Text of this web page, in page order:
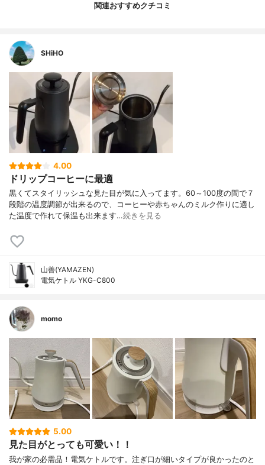
関連おすすめクチコミ
SHiHO
4.00
ドリップコーヒーに最適
黒くてスタイリッシュな見た目が気に入ってます。60～100度の間で７
段階の温度調節が出来るので、コーヒーや赤ちゃんのミルク作りに適し
た温度で作れて保温も出来ます…続きを見る
山善(YAMAZEN)
電気ケトル YKG-C800
momo
5.00
見た目がとっても可愛い！！
我が家の必需品！電気ケトルです。注ぎ口が細いタイプが良かったのと